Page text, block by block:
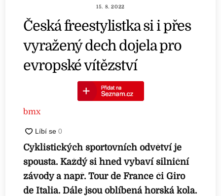
15. 8. 2022
Česká freestylistka si i přes
vyražený dech dojela pro
evropské vítězství
bmx
Cyklistických sportovních odvětví je
spousta. Každý si hned vybaví silniční
závody a např. Tour de France či Giro
de Italia. Dále jsou oblíbená horská kola.